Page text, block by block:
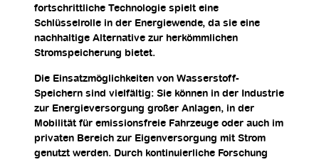
fortschrittliche Technologie spielt eine
Schlüsselrolle in der Energiewende, da sie eine
nachhaltige Alternative zur herkömmlichen
Stromspeicherung bietet.
Die Einsatzmöglichkeiten von Wasserstoff-
Speichern sind vielfältig: Sie können in der Industrie
zur Energieversorgung großer Anlagen, in der
Mobilität für emissionsfreie Fahrzeuge oder auch im
privaten Bereich zur Eigenversorgung mit Strom
genutzt werden. Durch kontinuierliche Forschung